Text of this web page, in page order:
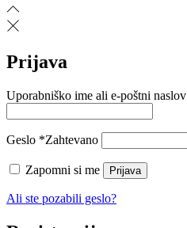
Prijava
Uporabniško ime ali e-poštni naslov
Geslo *Zahtevano
Zapomni si me Prijava
Ali ste pozabili geslo?